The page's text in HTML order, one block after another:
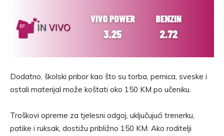
Dodatno, školski pribor kao što su torba, pernica, sveske i
ostali materijal može koštati oko 150 KM po učeniku.
Troškovi opreme za tjelesni odgoj, uključujući trenerku,
patike i ruksak, dostižu približno 150 KM. Ako roditelji